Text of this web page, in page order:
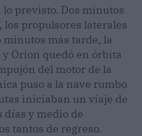
previsto. Dos minutos
los propulsores laterales
minutos más tarde, la
y Orion quedó en órbita
del motor de la
puso a la nave rumbo
iniciaban un viaje de
días y medio de
tantos de regreso.